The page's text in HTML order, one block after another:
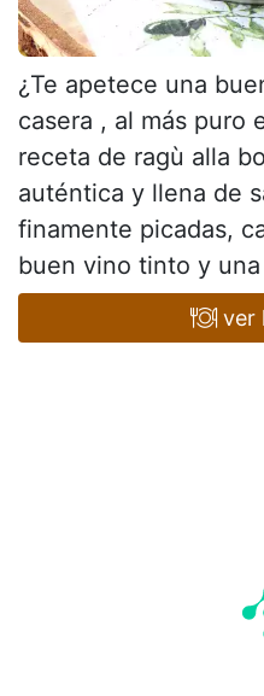
¿Te apetece una
casera , al más puro
receta de ragù alla
auténtica y llena de
finamente picadas,
buen vino tinto y
ver